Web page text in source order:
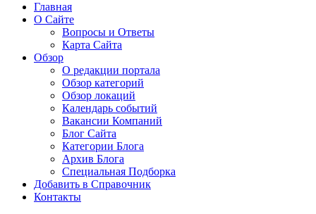
Главная
О Сайте
Вопросы и Ответы
Карта Сайта
Обзор
О редакции портала
Обзор категорий
Обзор локаций
Календарь событий
Вакансии Компаний
Блог Сайта
Категории Блога
Архив Блога
Специальная Подборка
Добавить в Справочник
Контакты